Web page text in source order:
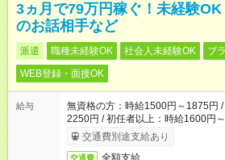
3ヵ月で79万円稼ぐ！未経験
のお話相手など
派遣 職種未経験OK 社会人未経験OK
ブ
WEB登録・面接OK
給与
無資格の方：時給1500円～1875円
2250円 / 初任者以上：時給1600円
交通費別途支給あり
交通費 全額支給